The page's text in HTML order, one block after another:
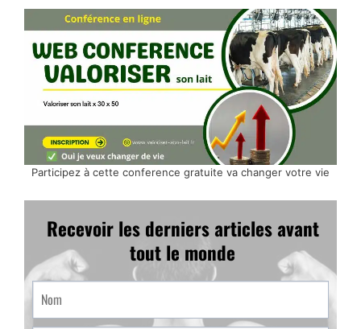
Participez à cette conference gratuite va changer votre vie